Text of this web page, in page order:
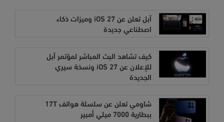
آبل تعلن عن iOS 27 وميزات ذكاء
اصطناعي جديدة
كيف تشاهد البث المباشر لمؤتمر آبل
للإعلان عن iOS 27 ونسخة سيري
الجديدة
شاومي تعلن عن سلسلة هواتف 17T
ببطارية 7000 ميلي أمبير